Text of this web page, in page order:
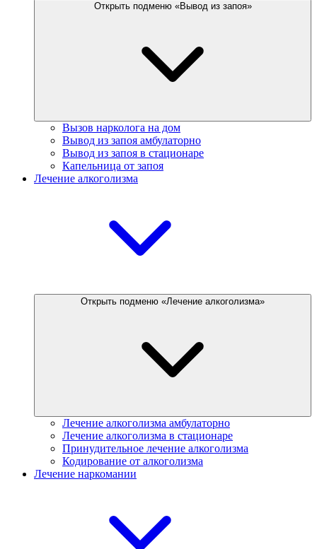
Открыть подменю «Вывод из запоя»
Вызов нарколога на дом
Вывод из запоя амбулаторно
Вывод из запоя в стационаре
Капельница от запоя
Лечение алкоголизма
Открыть подменю «Лечение алкоголизма»
Лечение алкоголизма амбулаторно
Лечение алкоголизма в стационаре
Принудительное лечение алкоголизма
Кодирование от алкоголизма
Лечение наркомании